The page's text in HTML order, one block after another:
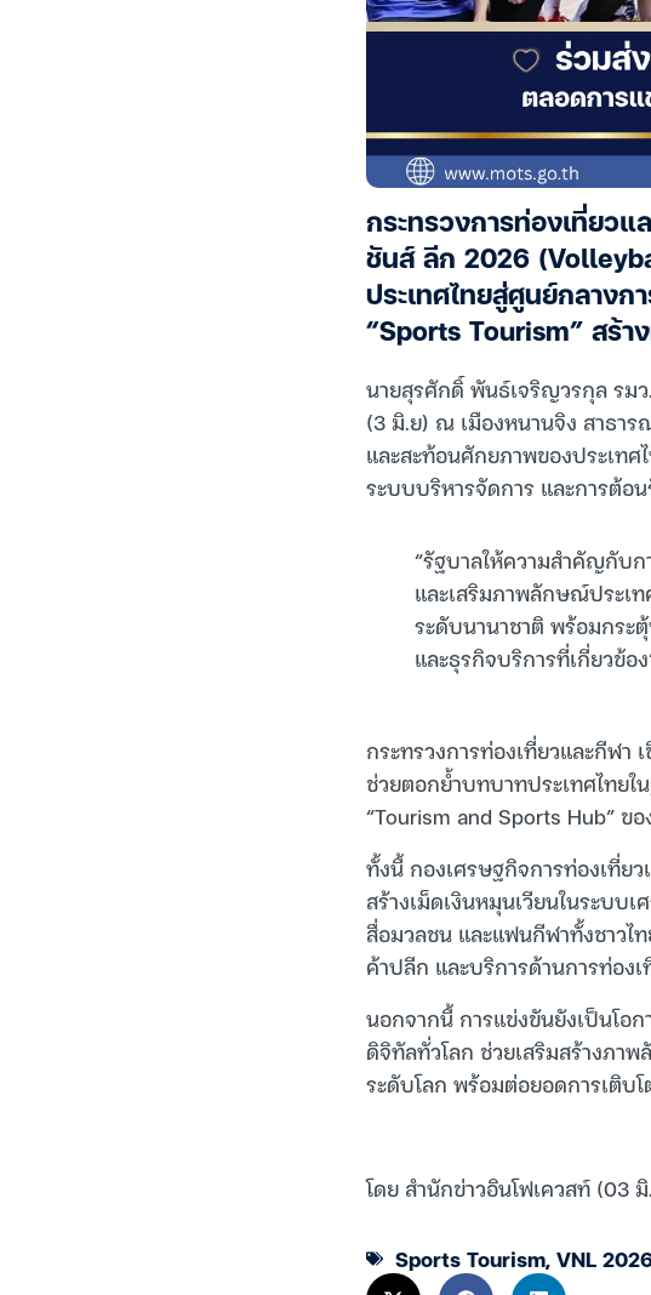
กระทรวงการท่องเที่ยว
ชันส์ ลีก 2026
ประเทศไทยสู่ศูนย์กลาง
“Sports Tourism” สร้า
นายสุรศักดิ์ พันธ์เจริญวรกุล รม
(3 มิ.ย) ณ เมืองหนานจิง สาธา
และสะท้อนศักยภาพของประเทศ
ระบบบริหารจัดการ และการต้อ
“รัฐบาลให้ความสำคัญกับก
และเสริมภาพลักษณ์ประเท
ระดับนานาชาติ พร้อมกระ
และธุรกิจบริการที่เกี่ยวข้อ
กระทรวงการท่องเที่ยวและกีฬา
ช่วยตอกย้ำบทบาทประเทศไทย
“Tourism and Sports Hub” ข
ทั้งนี้ กองเศรษฐกิจการท่องเที่ย
สร้างเม็ดเงินหมุนเวียนในระบบ
สื่อมวลชน และแฟนกีฬาทั้งชาวไ
ค้าปลีก และบริการด้านการท่อง
นอกจากนี้ การแข่งขันยังเป็นโอ
ดิจิทัลทั่วโลก ช่วยเสริมสร้างภา
ระดับโลก พร้อมต่อยอดการเติบ
โดย สำนักข่าวอินโฟเควสท์ (03
Sports Tourism,VNL